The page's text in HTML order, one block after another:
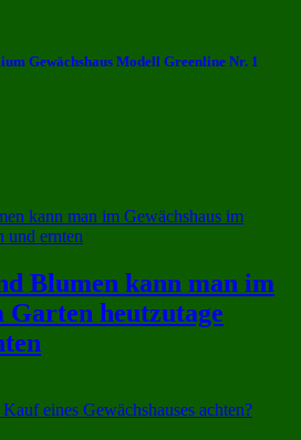
Gewächshaus Modell Greenline Nr. 1
Blumen kann man im
Garten heutzutage